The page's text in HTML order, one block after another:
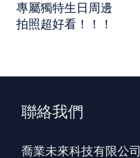
專屬獨特生日周邊
拍照超好看！！！
聯絡我們
喬業未來科技有限公司